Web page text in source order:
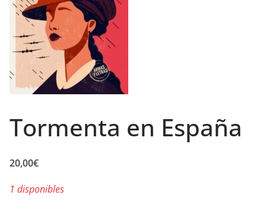
Tormenta en España
20,00€
1 disponibles